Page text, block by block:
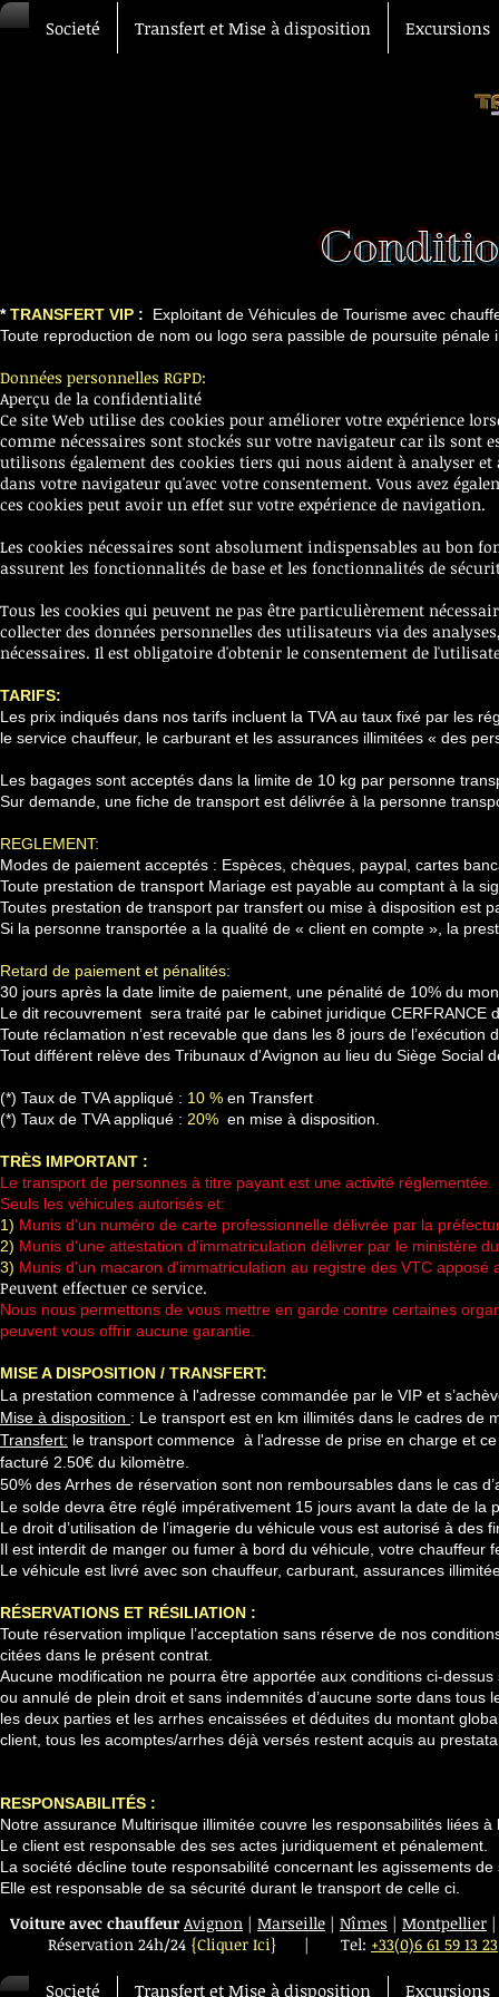
Societé Transfert et Mise à disposition Excursions
*TRANSFERT VIP : Exploitant de Véhicules de Tourisme avec
Toute reproduction de nom ou logo sera passible de poursuite pénale
Données personnelles RGPD:
Aperçu de la confidentialité
Ce site Web utilise des cookies pour améliorer votre expérience
comme nécessaires sont stockés sur votre navigateur car ils sont
utilisons également des cookies tiers qui nous aident à analyser
dans votre navigateur qu'avec votre consentement. Vous avez
ces cookies peut avoir un effet sur votre expérience de navigation.
Les cookies nécessaires sont absolument indispensables au bon
assurent les fonctionnalités de base et les fonctionnalités de
Tous les cookies qui peuvent ne pas être particulièrement
collecter des données personnelles des utilisateurs via des
nécessaires. Il est obligatoire d'obtenir le consentement de
TARIFS:
Les prix indiqués dans nos tarifs incluent la TVA au taux fixé par les
le service chauffeur, le carburant et les assurances illimitées « des
Les bagages sont acceptés dans la limite de 10 kg par personne
Sur demande, une fiche de transport est délivrée à la personne
REGLEMENT:
Modes de paiement acceptés : Espèces, chèques, paypal, cartes
Toute prestation de transport Mariage est payable au comptant à la
Toutes prestation de transport par transfert ou mise à disposition est
Si la personne transportée a la qualité de « client en compte », la
Retard de paiement et pénalités:
30 jours après la date limite de paiement, une pénalité de 10% du
Le dit recouvrement sera traité par le cabinet juridique CERFRANCE
Toute réclamation n’est recevable que dans les 8 jours de
Tout différent relève des Tribunaux d'Avignon au lieu du Siège Social
(*) Taux de TVA appliqué : 10 % en Transfert
(*) Taux de TVA appliqué : 20% en mise à disposition.
TRÈS IMPORTANT :
Le transport de personnes à titre payant est une activité réglementée.
Seuls les véhicules autorisés et:
1) Munis d'un numéro de carte professionnelle délivrée par la
2) Munis d'une attestation d'immatriculation délivrer par le ministère
3) Munis d'un macaron d'immatriculation au registre des VTC apposé
Peuvent effectuer ce service.
Nous nous permettons de vous mettre en garde contre certaines
peuvent vous offrir aucune garantie.
MISE A DISPOSITION / TRANSFERT:
La prestation commence à l'adresse commandée par le VIP et
Mise à disposition : Le transport est en km illimités dans le cadres de
Transfert: le transport commence à l'adresse de prise en charge et
facturé 2.50€ du kilomètre.
50% des Arrhes de réservation sont non remboursables dans le cas
Le solde devra être réglé impérativement 15 jours avant la date de la
Le droit d’utilisation de l’imagerie du véhicule vous est autorisé à des
Il est interdit de manger ou fumer à bord du véhicule, votre chauffeur
Le véhicule est livré avec son chauffeur, carburant, assurances
RÉSERVATIONS ET RÉSILIATION :
Toute réservation implique l’acceptation sans réserve de nos
citées dans le présent contrat.
Aucune modification ne pourra être apportée aux conditions ci-
ou annulé de plein droit et sans indemnités d’aucune sorte dans tous
les deux parties et les arrhes encaissées et déduites du montant
client, tous les acomptes/arrhes déjà versés restent acquis au
RESPONSABILITÉS :
Notre assurance Multirisque illimitée couvre les responsabilités liées à
Le client est responsable des ses actes juridiquement et pénalement.
La société décline toute responsabilité concernant les agissements
Elle est responsable de sa sécurité durant le transport de celle ci.
Voiture avec chauffeur Avignon | Marseille | Nîmes | Montpellier
Réservation 24h/24 {Cliquer Ici} | Tel: +33(0)6 61 59 13 23
Societé Transfert et Mise à disposition Excursions